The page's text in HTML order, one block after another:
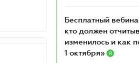
Бесплатный
кто должен
изменилось и как
1 октября»
R